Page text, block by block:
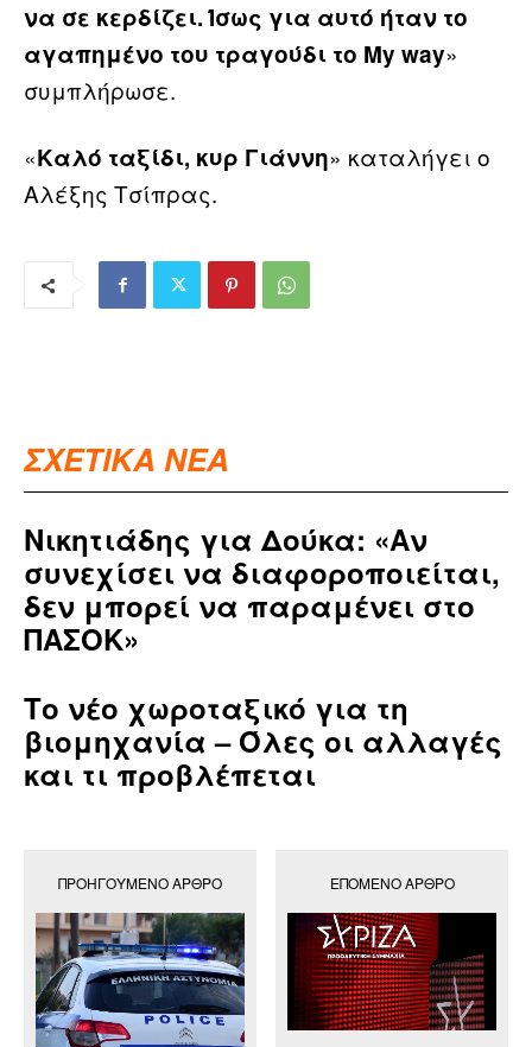
ΣΧΕΤΙΚΑ ΝΕΑ
Νικητιάδης για Δούκα: «Αν
συνεχίσει να διαφοροποιείται,
δεν μπορεί να παραμένει στο
ΠΑΣΟΚ»
Το νέο χωροταξικό για τη
βιομηχανία – Όλες οι αλλαγές
και τι προβλέπεται
να σε κερδίζει. Ίσως για αυτό ήταν το
αγαπημένο του τραγούδι το My way»
συμπλήρωσε.
«Καλό ταξίδι, κυρ Γιάννη» καταλήγει ο
Αλέξης Τσίπρας.
ΠΡΟΗΓΟΎΜΕΝΟ ΆΡΘΡΟ ΕΠΌΜΕΝΟ ΆΡΘΡΟ